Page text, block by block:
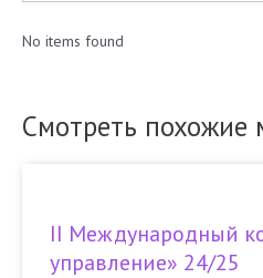
No items found
Смотреть похожие
II Международный
управление» 24/25